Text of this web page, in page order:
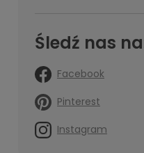
Śledź nas
Facebook
Pinterest
Instagram